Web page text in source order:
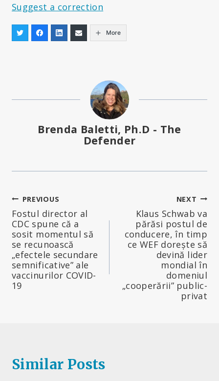
Suggest a correction
More
Brenda Baletti, Ph.D - The
Defender
Navigare
în
articole
PREVIOUS
Fostul director al
CDC spune că a
sosit momentul să
se recunoască
„efectele secundare
semnificative” ale
vaccinurilor COVID-
19
NEXT
Klaus Schwab va
părăsi postul de
conducere, în timp
ce WEF dorește să
devină lider
mondial în
domeniul
„cooperării” public-
privat
Similar Posts